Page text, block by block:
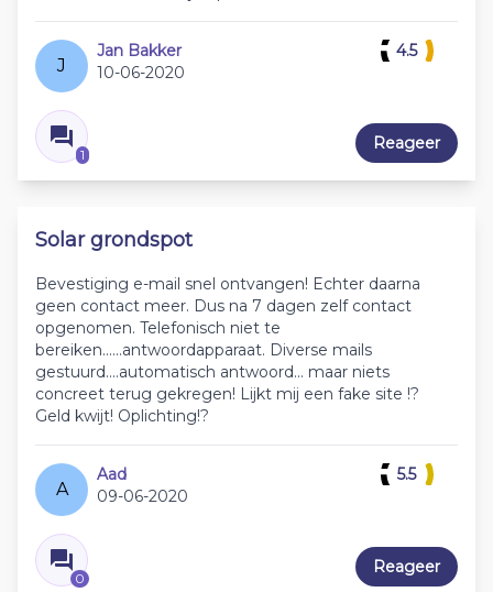
J
Jan Bakker
10-06-2020
1
4.5
Reageer
Solar grondspot
Bevestiging e-mail snel ontvangen! Echter daarna
geen contact meer. Dus na 7 dagen zelf contact
opgenomen. Telefonisch niet te
bereiken......antwoordapparaat. Diverse mails
gestuurd....automatisch antwoord... maar niets
concreet terug gekregen! Lijkt mij een fake site !?
Geld kwijt! Oplichting!?
A
Aad
09-06-2020
0
5.5
Reageer